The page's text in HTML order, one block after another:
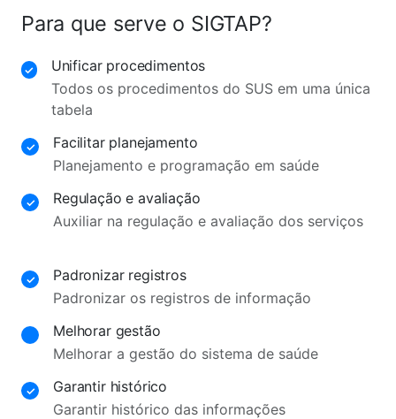
Para que serve o SIGTAP?
✓
Unificar procedimentos
Todos os procedimentos do SUS em uma única
tabela
✓
Facilitar planejamento
Planejamento e programação em saúde
✓
Regulação e avaliação
Auxiliar na regulação e avaliação dos serviços
✓
Padronizar registros
Padronizar os registros de informação
Melhorar gestão
Melhorar a gestão do sistema de saúde
✓
Garantir histórico
Garantir histórico das informações